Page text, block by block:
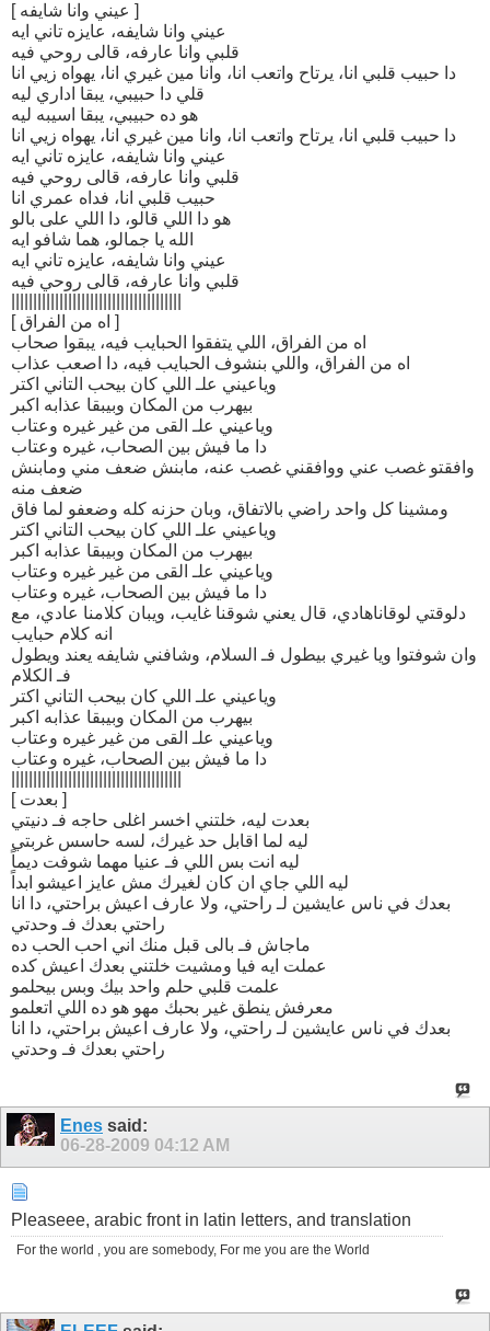
[ عيني وانا شايفه ]
عيني وانا شايفه، عايزه تاني ايه
قلبي وانا عارفه، قالى روحي فيه
دا حبيب قلبي انا، يرتاح واتعب انا، وانا مين غيري انا، يهواه زيي انا
قلي دا حبيبي، يبقا اداري ليه
هو ده حبيبي، يبقا اسيبه ليه
دا حبيب قلبي انا، يرتاح واتعب انا، وانا مين غيري انا، يهواه زيي انا
عيني وانا شايفه، عايزه تاني ايه
قلبي وانا عارفه، قالى روحي فيه
حبيب قلبي انا، فداه عمري انا
هو دا اللي قالو، دا اللي على بالو
الله يا جمالو، هما شافو ايه
عيني وانا شايفه، عايزه تاني ايه
قلبي وانا عارفه، قالى روحي فيه
[ اه من الفراق ]
اه من الفراق، اللي يتفقوا الحبايب فيه، يبقوا صحاب
اه من الفراق، واللي بنشوف الحبايب فيه، دا اصعب عذاب
وياعيني علـ اللي كان بيحب التاني اكتر
بيهرب من المكان وبيبقا عذابه اكبر
وياعيني علـ القى من غير غيره وعتاب
دا ما فيش بين الصحاب، غيره وعتاب
وافقتو غصب عني ووافقني غصب عنه، مابنش ضعف مني ومابنش
ضعف منه
ومشينا كل واحد راضي بالاتفاق، وبان حزنه كله وضعفو لما فاق
وياعيني علـ اللي كان بيحب التاني اكتر
بيهرب من المكان وبيبقا عذابه اكبر
وياعيني علـ القى من غير غيره وعتاب
دا ما فيش بين الصحاب، غيره وعتاب
دلوقتي لوقاناهادي، قال يعني شوقنا غايب، ويبان كلامنا عادي، مع
انه كلام حبايب
وان شوفتوا ويا غيري بيطول فـ السلام، وشافني شايفه يعند ويطول
فـ الكلام
وياعيني علـ اللي كان بيحب التاني اكتر
بيهرب من المكان وبيبقا عذابه اكبر
وياعيني علـ القى من غير غيره وعتاب
دا ما فيش بين الصحاب، غيره وعتاب
[ بعدت ]
بعدت ليه، خلتني اخسر اغلى حاجه فـ دنيتي
ليه لما اقابل حد غيرك، لسه حاسس غربتي
ليه انت بس اللي فـ عنيا مهما شوفت ديماً
ليه اللي جاي ان كان لغيرك مش عايز اعيشو ابداً
بعدك في ناس عايشين لـ راحتي، ولا عارف اعيش براحتي، دا انا
راحتي بعدك فـ وحدتي
ماجاش فـ بالى قبل منك اني احب الحب ده
عملت ايه فيا ومشيت خلتني بعدك اعيش كده
علمت قلبي حلم واحد بيك وبس بيحلمو
معرفش ينطق غير بحبك مهو هو ده اللي اتعلمو
بعدك في ناس عايشين لـ راحتي، ولا عارف اعيش براحتي، دا انا
راحتي بعدك فـ وحدتي
Enes said:
06-28-2009 04:12 AM
Pleaseee, arabic front in latin letters, and translation
For the world , you are somebody, For me you are the World